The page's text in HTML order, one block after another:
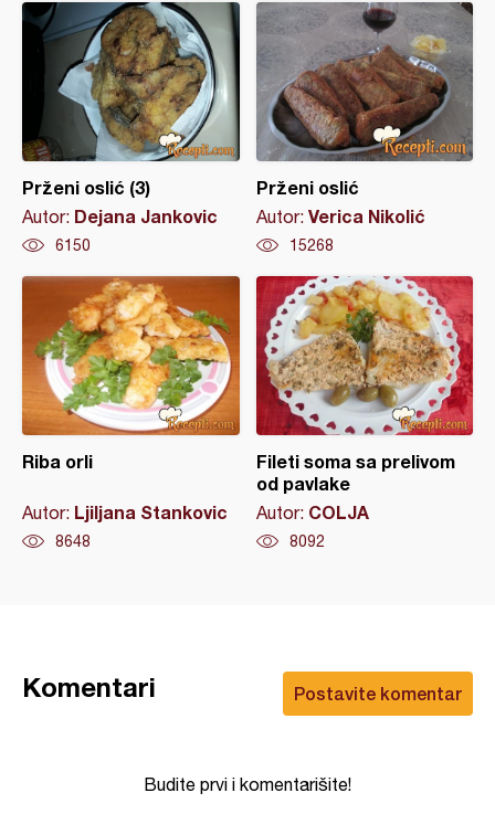
Prženi oslić (3)
Autor: Dejana Jankovic
6150
Prženi oslić
Autor: Verica Nikolić
15268
Riba orli
Autor: Ljiljana Stankovic
8648
Fileti soma sa prelivom
od pavlake
Autor: COLJA
8092
Postavite komentar
Komentari
Budite prvi i komentarišite!